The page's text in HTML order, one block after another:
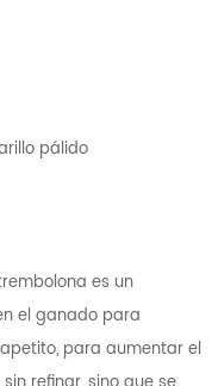
pálido
es un
el ganado para
para aumentar el